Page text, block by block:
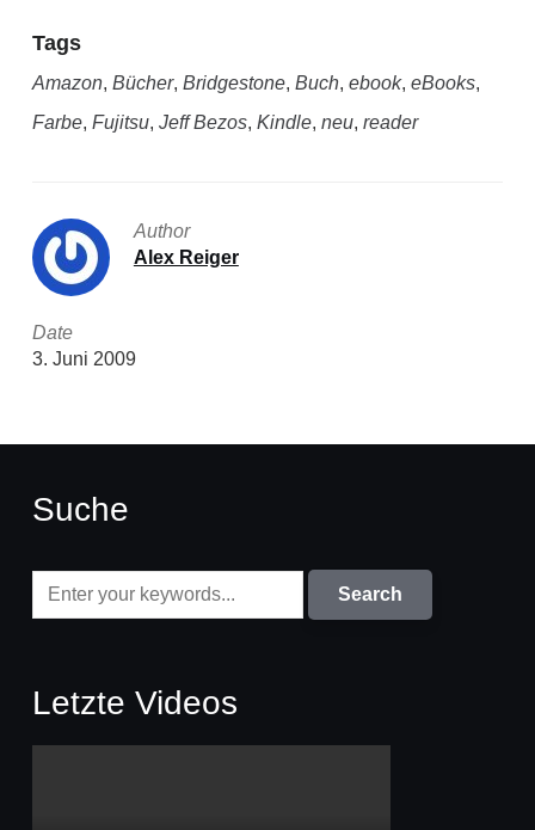
Tags
Amazon, Bücher, Bridgestone, Buch, ebook, eBooks,
Farbe, Fujitsu, Jeff Bezos, Kindle, neu, reader
Author
Alex Reiger
Date
3. Juni 2009
Suche
Letzte Videos